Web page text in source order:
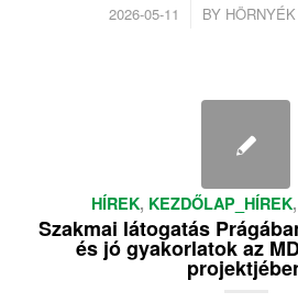
2026-05-11
/ BY
HÍREK, KEZDŐLAP_HÍREK,
Szakmai látogatás
és jó gyakorlatok az